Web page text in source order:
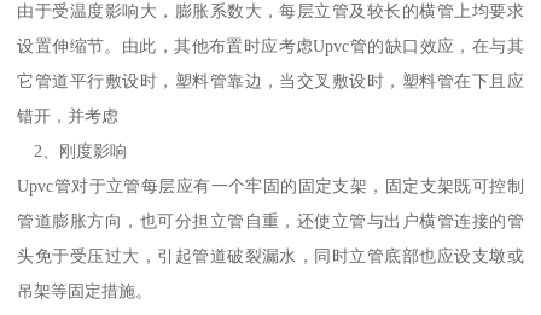
由于受温度影响大，膨胀系数大，每层立管及较长的横管上均要求
设置伸缩节。由此，其他布置时应考虑Upvc管的缺口效应，在与其
它管道平行敷设时，塑料管靠边，当交叉敷设时，塑料管在下且应
错开，并考虑
2、刚度影响
Upvc管对于立管每层应有一个牢固的固定支架，固定支架既可控制
管道膨胀方向，也可分担立管自重，还使立管与出户横管连接的管
头免于受压过大，引起管道破裂漏水，同时立管底部也应设支墩或
吊架等固定措施。